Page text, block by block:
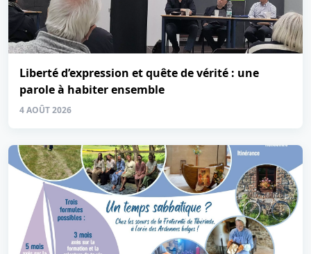
Liberté d’expression et quête de vérité : une
parole à habiter ensemble
4 AOÛT 2026